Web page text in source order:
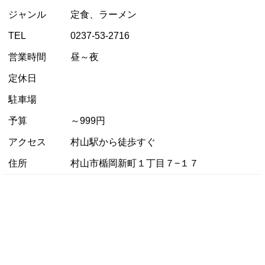
ジャンル 定食、ラーメン
TEL 0237-53-2716
営業時間 昼～夜
定休日
駐車場
予算 ～999円
アクセス 村山駅から徒歩すぐ
住所 村山市楯岡新町１丁目７−１７